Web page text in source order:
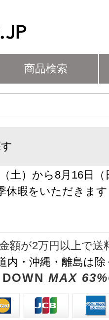
商品検索
土）から8月16日
休暇をいただきます
額が2万円以上で送
内・沖縄・離島は
MAX